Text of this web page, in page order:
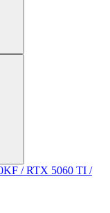
/ RTX 5060 TI /